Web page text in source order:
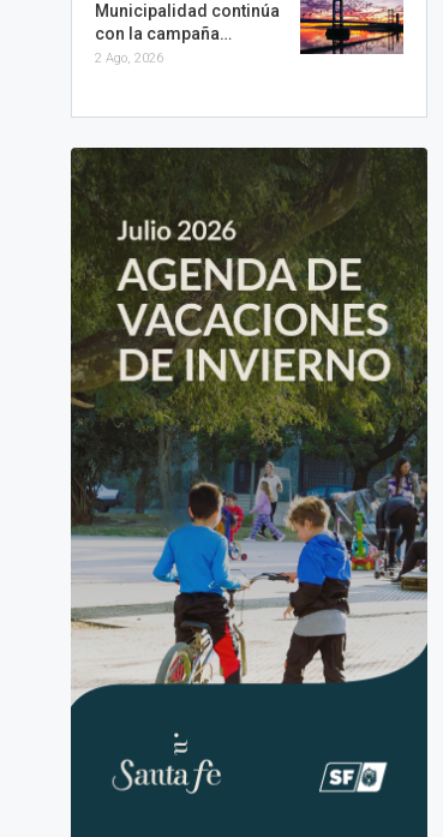
Municipalidad continúa
con la campaña…
2 Ago, 2026